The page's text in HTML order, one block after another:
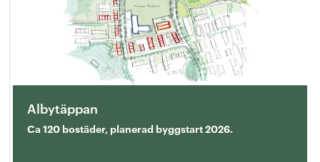
Albytäppan
Ca 120 bostäder, planerad byggstart 2026.